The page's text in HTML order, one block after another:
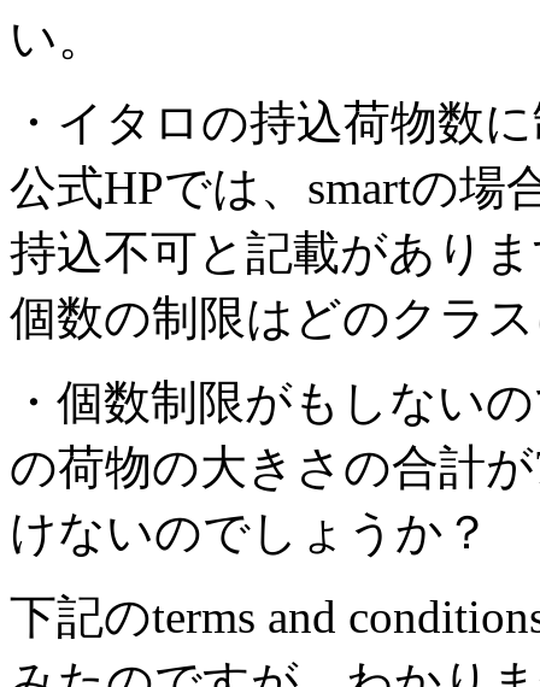
い。
・イタロの持込荷物数
公式HPでは、smartの場
持込不可と記載があり
個数の制限はどのクラ
・個数制限がもしない
の荷物の大きさの合計
けないのでしょうか？
下記のterms and